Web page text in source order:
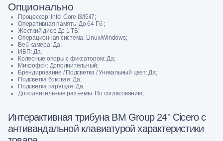
Опционально
Процессор: Intel Core i3/i5/i7;
Оперативная память: До 64 Гб ;
Жесткий диск: До 1 ТБ;
Операционная система: Linux/Windows;
Веб-камера: Да;
ИБП: Да;
Колесные опоры с фиксатором: Да;
Микрофон: Дополнительный;
Брендирование / Подсветка / Уникальный цвет: Да;
Подсветка боковая: Да;
Подсветка парящая: Да;
Дополнительные разъемы: По согласованию;
Интерактивная трибуна BM Group 24" Cicero с
антивандальной клавиатурой характеристики